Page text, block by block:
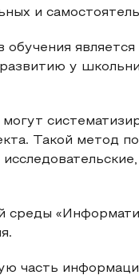
и
является
у
Такой метод
среды
часть